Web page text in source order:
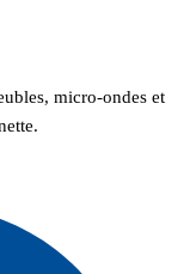
micro-ondes et